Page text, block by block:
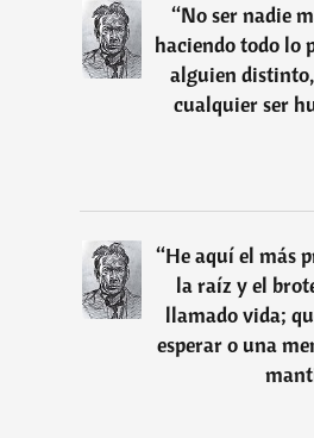
“No ser nadie
haciendo todo lo
alguien
cualquier ser
“He aquí el más
la raíz y el
llamado vida;
esperar o una